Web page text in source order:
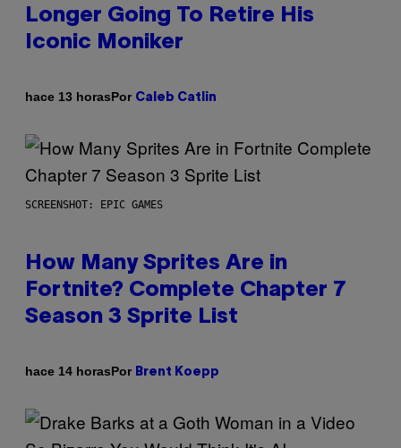
Longer Going To Retire His
Iconic Moniker
hace 13 horasPor Caleb Catlin
SCREENSHOT: EPIC GAMES
How Many Sprites Are in
Fortnite? Complete Chapter 7
Season 3 Sprite List
hace 14 horasPor Brent Koepp